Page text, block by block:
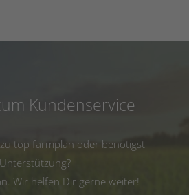
Kundenservice
top farmplan oder benötigst
Unterstützung?
Wir helfen Dir gerne weiter!